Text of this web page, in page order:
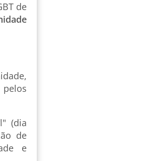
de
(dia
de
e